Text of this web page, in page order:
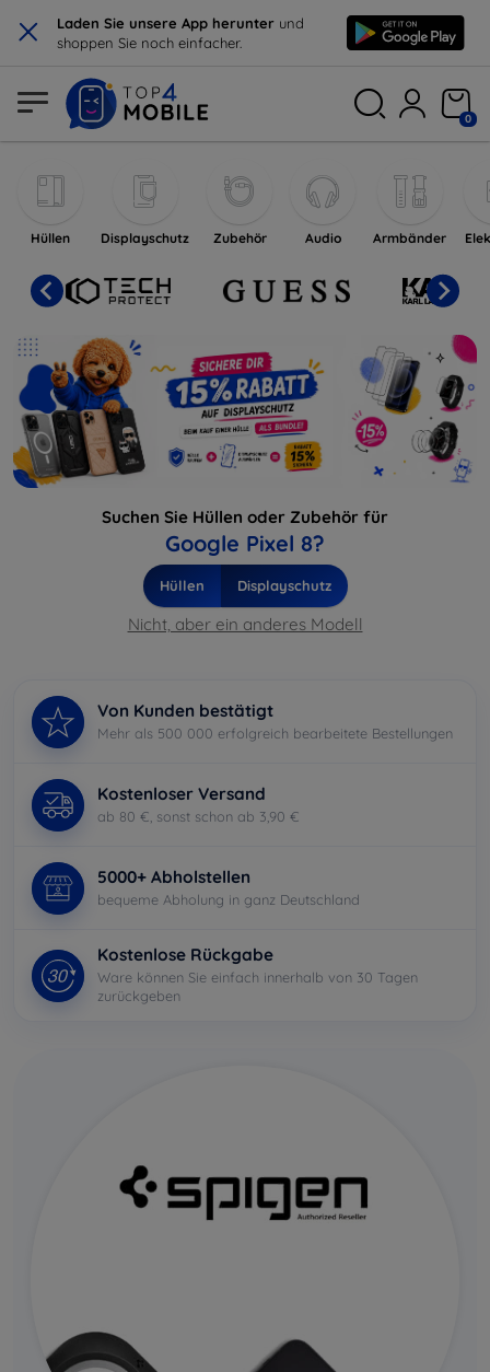
× Laden Sie unsere App herunter und
shoppen Sie noch einfacher.
0
Hüllen Displayschutz Zubehör Audio Armbänder
Suchen Sie Hüllen oder Zubehör für
Google Pixel 8?
Hüllen Displayschutz
Nicht, aber ein anderes Modell
Von Kunden bestätigt
Mehr als 500 000 erfolgreich bearbeitete Bestellungen
Kostenloser Versand
ab 80 €, sonst schon ab 3,90 €
5000+ Abholstellen
bequeme Abholung in ganz Deutschland
Kostenlose Rückgabe
Ware können Sie einfach innerhalb von 30 Tagen
zurückgeben